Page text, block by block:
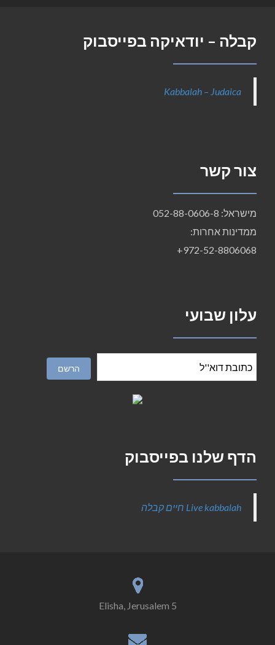
קבלה – יודאיקה בפייסבוק
Kabbalah – Judaica
צור קשר
מישראל: 052-88-0606-8
ממדינות אחרות:
972-52-8806068+
עלון שבועי
הדף שלנו בפייסבוק
‎Live kabbalah חיים קבלה‎
5 Elisha, Jerusalem